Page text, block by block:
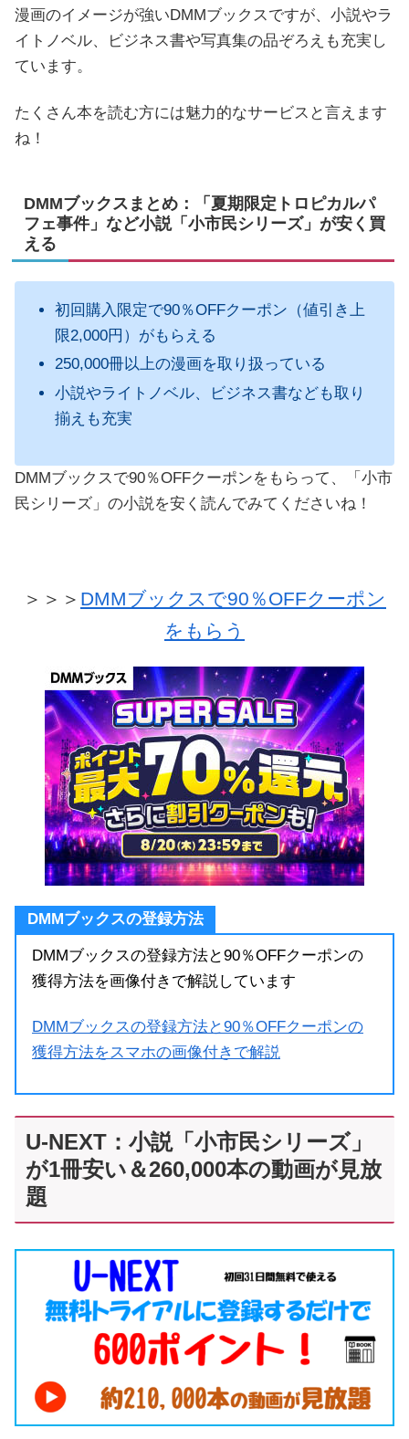
漫画のイメージが強いDMMブックスですが、小説やラ
イトノベル、ビジネス書や写真集の品ぞろえも充実し
ています。
たくさん本を読む方には魅力的なサービスと言えます
ね！
DMMブックスまとめ：「夏期限定トロピカルパ
フェ事件」など小説「小市民シリーズ」が安く買
える
初回購入限定で90％OFFクーポン（値引き上
限2,000円）がもらえる
250,000冊以上の漫画を取り扱っている
小説やライトノベル、ビジネス書なども取り
揃えも充実
DMMブックスで90％OFFクーポンをもらって、「小市
民シリーズ」の小説を安く読んでみてくださいね！
＞＞＞ DMMブックスで90％OFFクーポン
をもらう
DMMブックスの登録方法
DMMブックスの登録方法と90％OFFクーポンの
獲得方法を画像付きで解説しています
DMMブックスの登録方法と90％OFFクーポンの
獲得方法をスマホの画像付きで解説
U-NEXT：小説「小市民シリーズ」
が1冊安い＆260,000本の動画が見放
題